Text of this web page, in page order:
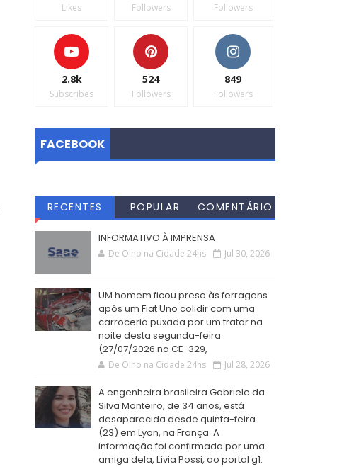
Likes Followers Followers
2.8k
Subscribes
524
Followers
849
Followers
FACEBOOK
RECENTES POPULAR
COMENTÁRIO
INFORMATIVO À IMPRENSA
De Olho na Cidade 24hs Jul 30, 2026
UM homem ficou preso às ferragens
após um Fiat Uno colidir com uma
carroceria puxada por um trator na
noite desta segunda-feira
(27/07/2026 na CE-329,
De Olho na Cidade 24hs Jul 28, 2026
A engenheira brasileira Gabriele da
Silva Monteiro, de 34 anos, está
desaparecida desde quinta-feira
(23) em Lyon, na França. A
informação foi confirmada por uma
amiga dela, Lívia Possi, ao portal g1.